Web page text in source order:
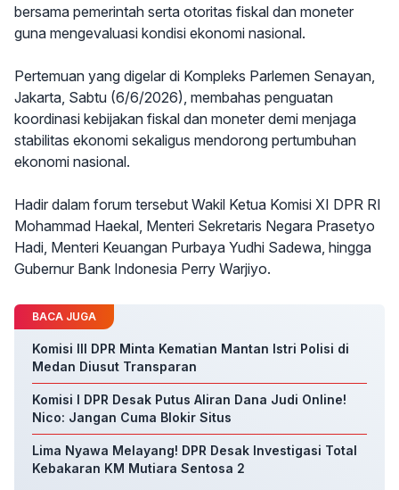
bersama pemerintah serta otoritas fiskal dan moneter
guna mengevaluasi kondisi ekonomi nasional.
Pertemuan yang digelar di Kompleks Parlemen Senayan,
Jakarta, Sabtu (6/6/2026), membahas penguatan
koordinasi kebijakan fiskal dan moneter demi menjaga
stabilitas ekonomi sekaligus mendorong pertumbuhan
ekonomi nasional.
Hadir dalam forum tersebut Wakil Ketua Komisi XI DPR RI
Mohammad Haekal, Menteri Sekretaris Negara Prasetyo
Hadi, Menteri Keuangan Purbaya Yudhi Sadewa, hingga
Gubernur Bank Indonesia Perry Warjiyo.
BACA JUGA
Komisi III DPR Minta Kematian Mantan Istri Polisi di
Medan Diusut Transparan
Komisi I DPR Desak Putus Aliran Dana Judi Online!
Nico: Jangan Cuma Blokir Situs
Lima Nyawa Melayang! DPR Desak Investigasi Total
Kebakaran KM Mutiara Sentosa 2